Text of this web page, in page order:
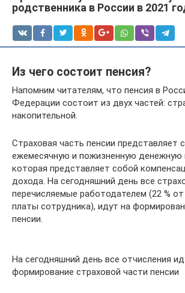
родственника в России в 2021
Из чего состоит пенсия?
Напомним читателям, что пенсия в
Федерации состоит из двух частей:
накопительной.
Страховая часть пенсии представляет
ежемесячную и пожизненную денежную
которая представляет собой
дохода. На сегодняшний день все
перечисляемые работодателем (22 %
платы сотрудника), идут на
пенсии.
На сегодняшний день все отчисления
формирование страховой части пенсии